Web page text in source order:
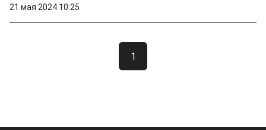
21 мая 2024 10:25
1